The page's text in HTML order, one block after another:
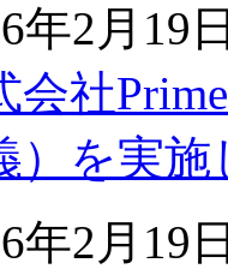
年2月19日
会社
）を実施
年2月19日